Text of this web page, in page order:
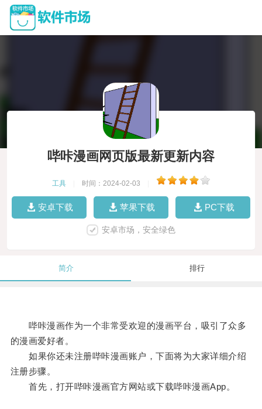
哔咔漫画网页版最新更新内容
工具 时间：2024-02-03
安卓下载 苹果下载 PC下载
安卓市场，安全绿色
简介 排行
哔咔漫画作为一个非常受欢迎的漫画平台，吸引了众多
的漫画爱好者。
如果你还未注册哔咔漫画账户，下面将为大家详细介绍
注册步骤。
首先，打开哔咔漫画官方网站或下载哔咔漫画App。